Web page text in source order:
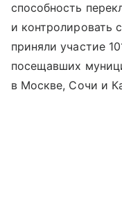
способность
и контролировать
приняли участие
посещавших
в Москве, Сочи и